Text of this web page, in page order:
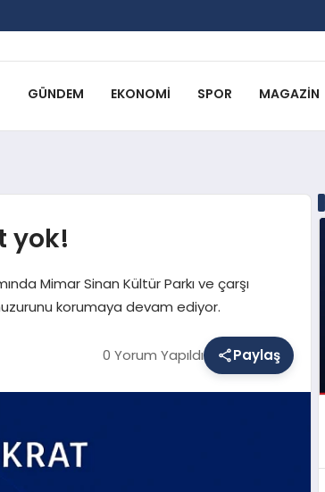
GÜNDEM EKONOMI SPOR MAGAZIN
yok!
Mimar Sinan Kültür Parkı ve çarşı
korumaya devam ediyor.
0 Yorum Yapıldı Paylaş